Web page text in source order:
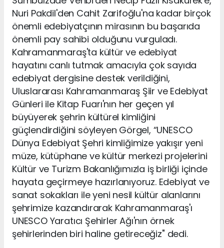
Nuri Pakdil'den Cahit Zarifoğlu'na kadar birçok
önemli edebiyatçının mirasının bu başarıda
önemli pay sahibi olduğunu vurguladı.
Kahramanmaraş'ta kültür ve edebiyat
hayatını canlı tutmak amacıyla çok sayıda
edebiyat dergisine destek verildiğini,
Uluslararası Kahramanmaraş Şiir ve Edebiyat
Günleri ile Kitap Fuarı'nın her geçen yıl
büyüyerek şehrin kültürel kimliğini
güçlendirdiğini söyleyen Görgel, “UNESCO
Dünya Edebiyat Şehri kimliğimize yakışır yeni
müze, kütüphane ve kültür merkezi projelerini
Kültür ve Turizm Bakanlığımızla iş birliği içinde
hayata geçirmeye hazırlanıyoruz. Edebiyat ve
sanat sokakları ile yeni nesil kültür alanlarını
şehrimize kazandırarak Kahramanmaraş'ı
UNESCO Yaratıcı Şehirler Ağı'nın örnek
şehirlerinden biri haline getireceğiz" dedi.